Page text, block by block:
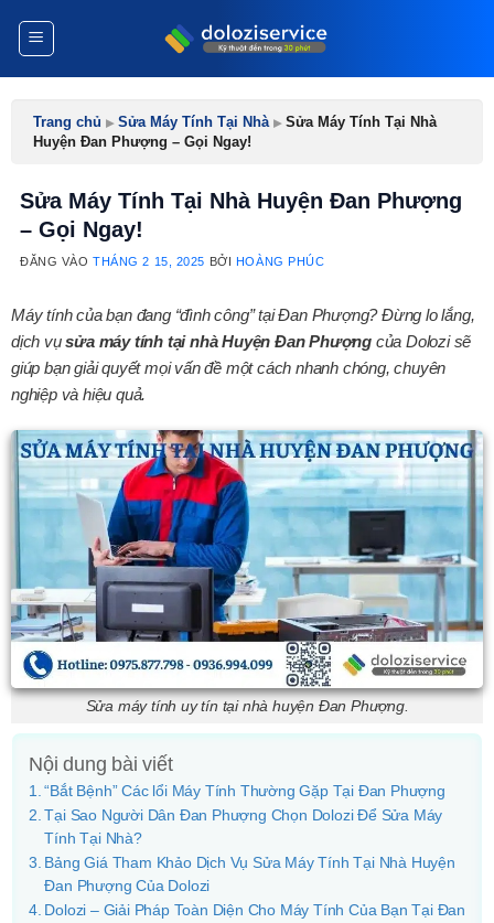
Trang chủ ▸ Sửa Máy Tính Tại Nhà▸ Sửa Máy Tính Tại Nhà
Huyện Đan Phượng – Gọi Ngay!
Sửa Máy Tính Tại Nhà Huyện Đan Phượng
– Gọi Ngay!
ĐĂNG VÀOTHÁNG 2 15, 2025 BỞI HOÀNG PHÚC
Máy tính của bạn đang “đình công” tại Đan Phượng? Đừng lo lắng,
dịch vụsửa máy tính tại nhà Huyện Đan Phượng của Dolozi sẽ
giúp bạn giải quyết mọi vấn đề một cách nhanh chóng, chuyên
nghiệp và hiệu quả.
Sửa máy tính uy tín tại nhà huyện Đan Phượng.
Nội dung bài viết
“Bắt Bệnh” Các lổi Máy Tính Thường Gặp Tại Đan Phượng
Tại Sao Người Dân Đan Phượng Chọn Dolozi Để Sửa Máy
Tính Tại Nhà?
Bảng Giá Tham Khảo Dịch Vụ Sửa Máy Tính Tại Nhà Huyện
Đan Phượng Của Dolozi
Dolozi – Giải Pháp Toàn Diện Cho Máy Tính Của Bạn Tại Đan